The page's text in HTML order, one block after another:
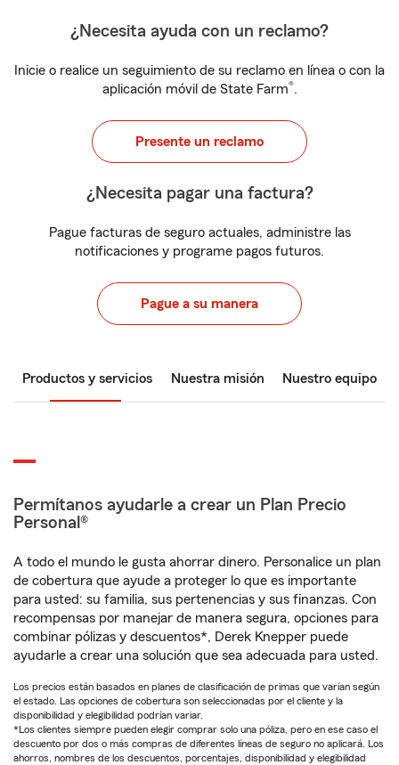
¿Necesita ayuda con un reclamo?
Inicie o realice un seguimiento de su reclamo en línea o con la
aplicación móvil de State Farm®.
Presente un reclamo
¿Necesita pagar una factura?
Pague facturas de seguro actuales, administre las
notificaciones y programe pagos futuros.
Pague a su manera
Productos y servicios Nuestra misión Nuestro equipo
Permítanos ayudarle a crear un Plan Precio
Personal®
A todo el mundo le gusta ahorrar dinero. Personalice un plan
de cobertura que ayude a proteger lo que es importante
para usted: su familia, sus pertenencias y sus finanzas. Con
recompensas por manejar de manera segura, opciones para
combinar pólizas y descuentos*, Derek Knepper puede
ayudarle a crear una solución que sea adecuada para usted.
Los precios están basados en planes de clasificación de primas que varían según
el estado. Las opciones de cobertura son seleccionadas por el cliente y la
disponibilidad y elegibilidad podrían variar.
*Los clientes siempre pueden elegir comprar solo una póliza, pero en ese caso el
descuento por dos o más compras de diferentes líneas de seguro no aplicará. Los
ahorros, nombres de los descuentos, porcentajes, disponibilidad y elegibilidad